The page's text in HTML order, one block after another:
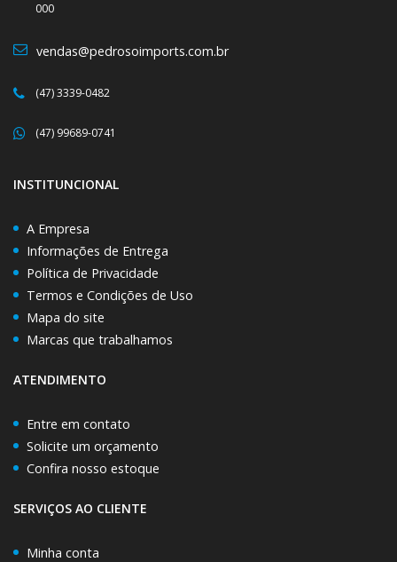
000
vendas@pedrosoimports.com.br
(47) 3339-0482
(47) 99689-0741
INSTITUNCIONAL
A Empresa
Informações de Entrega
Política de Privacidade
Termos e Condições de Uso
Mapa do site
Marcas que trabalhamos
ATENDIMENTO
Entre em contato
Solicite um orçamento
Confira nosso estoque
SERVIÇOS AO CLIENTE
Minha conta